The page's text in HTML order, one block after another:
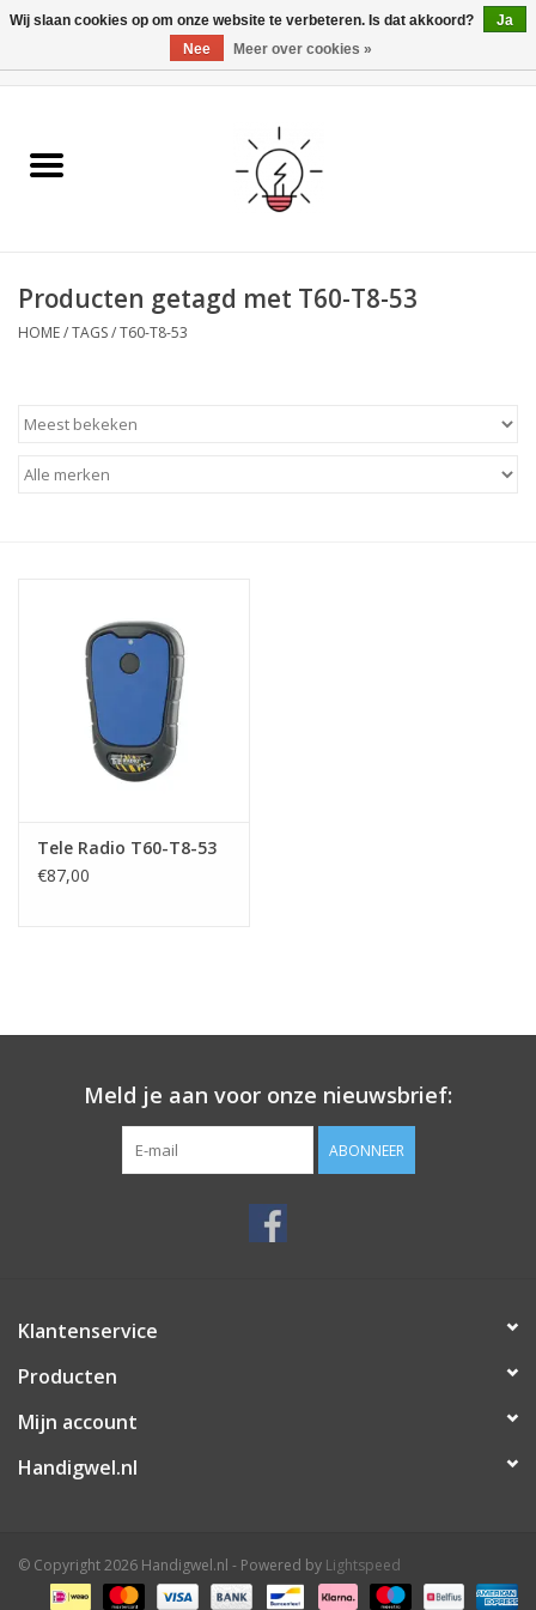
Ismartgate
Producten getagd met T60-T8-53
HOME/TAGS/T60-T8-53
Tele Radio T60-T8-53
€87,00
Meld je aan voor onze nieuwsbrief:
ABONNEER
Klantenservice
Producten
Mijn account
Handigwel.nl
© Copyright 2026 Handigwel.nl - Powered by Lightspeed
Wij slaan cookies op om onze website te verbeteren. Is dat akkoord?
Ja
Nee
Meer over cookies »